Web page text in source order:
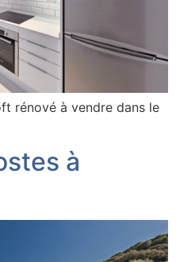
rénové à vendre dans le
à